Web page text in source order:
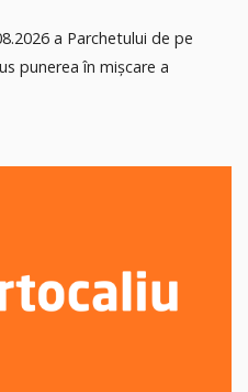
a Parchetului de pe
punerea în mişcare a